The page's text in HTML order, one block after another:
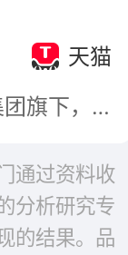
天猫
杭州传化日用品有限公司，始建于1993年，传化集团旗下，专业生产洗衣粉，洗洁精，洗手液，洗衣液等日用洗涤产品的高新技术企业
通过资料收
分析研究专
的结果。品